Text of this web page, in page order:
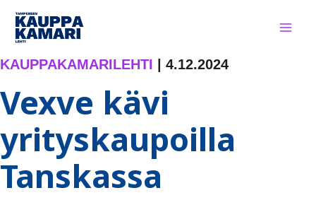
Siirry
sisältöön
KAUPPAKAMARILEHTI 4.12.2024
Vexve kävi
yrityskaupoilla
Tanskassa